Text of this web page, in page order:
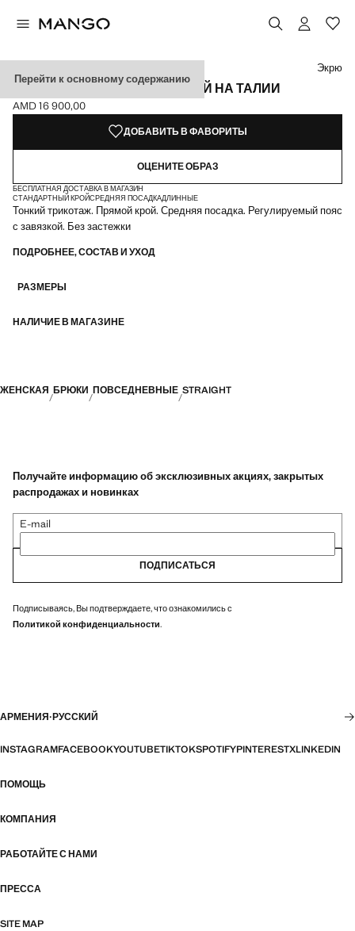
Перейти к основному содержанию
ПРЯМЫЕ БРЮКИ С ПОСАДКОЙ НА ТАЛИИ
Текущая цена [AMD 16 900,00 ]
AMD 16 900,00
Выберите цвет
Экрю
ДОБАВИТЬ В ФАВОРИТЫ
ОЦЕНИТЕ ОБРАЗ
БЕСПЛАТНАЯ ДОСТАВКА В МАГАЗИН
СТАНДАРТНЫЙ КРОЙСРЕДНЯЯ ПОСАДКАДЛИННЫЕ
Тонкий трикотаж. Прямой крой. Средняя посадка. Регулируемый пояс
с завязкой. Без застежки
ПОДРОБНЕЕ, СОСТАВ И УХОД
РАЗМЕРЫ
НАЛИЧИЕ В МАГАЗИНЕ
ЖЕНСКАЯ БРЮКИ ПОВСЕДНЕВНЫЕ STRAIGHT
Получайте информацию об эксклюзивных акциях, закрытых
распродажах и новинках
E-mail
ПОДПИСАТЬСЯ
Подписываясь, Вы подтверждаете, что ознакомились с
Политикой конфиденциальности.
АРМЕНИЯ·РУССКИЙ
INSTAGRAMFACEBOOKYOUTUBETIKTOKSPOTIFYPINTERESTXLINKEDIN
ПОМОЩЬ
КОМПАНИЯ
РАБОТАЙТЕ С НАМИ
ПРЕССА
SITE MAP